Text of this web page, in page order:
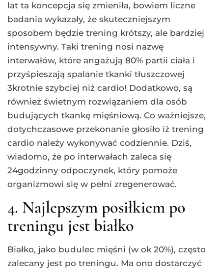
lat ta koncepcja się zmieniła, bowiem liczne
badania wykazały, że skuteczniejszym
sposobem będzie trening krótszy, ale bardziej
intensywny. Taki trening nosi nazwę
interwałów, które angażują 80% partii ciała i
przyśpieszają spalanie tkanki tłuszczowej
3krotnie szybciej niż cardio! Dodatkowo, są
również świetnym rozwiązaniem dla osób
budujących tkankę mięśniową. Co ważniejsze,
dotychczasowe przekonanie głosiło iż trening
cardio należy wykonywać codziennie. Dziś,
wiadomo, że po interwałach zaleca się
24godzinny odpoczynek, który pomoże
organizmowi się w pełni zregenerować.
4. Najlepszym posiłkiem po
treningu jest białko
Białko, jako budulec mięśni (w ok 20%), często
zalecany jest po treningu. Ma ono dostarczyć